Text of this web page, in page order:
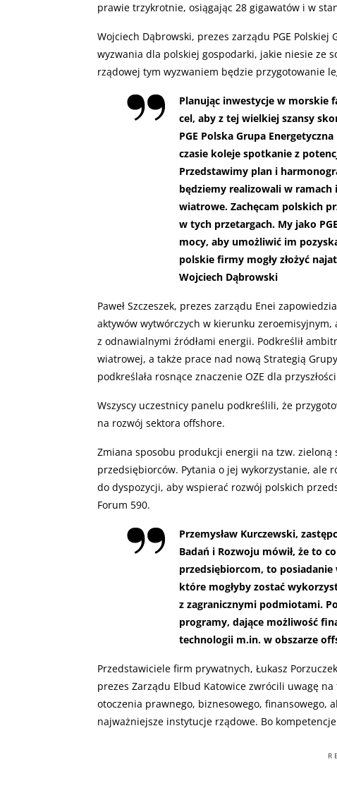
prawie trzykrotnie, osiągając 28 gigawatów i w
Wojciech Dąbrowski, prezes zarządu PGE
wyzwania dla polskiej gospodarki, jakie niesie ze
rządowej tym wyzwaniem będzie przygotowanie
Planując inwestycje w morskie
cel, aby z tej wielkiej szansy
PGE Polska Grupa
czasie koleje spotkanie z
Przedstawimy plan i
będziemy realizowali w
wiatrowe. Zachęcam polskich
w tych przetargach. My jako
mocy, aby umożliwić im
polskie firmy mogły złożyć
Wojciech Dąbrowski
Paweł Szczeszek, prezes zarządu Enei
aktywów wytwórczych w kierunku zeroemisyjnym,
z odnawialnymi źródłami energii. Podkreślił
wiatrowej, a także prace nad nową Strategią
podkreślała rosnące znaczenie OZE dla
Wszyscy uczestnicy panelu podkreślili, że
na rozwój sektora offshore.
Zmiana sposobu produkcji energii na tzw.
przedsiębiorców. Pytania o jej wykorzystanie, ale
do dyspozycji, aby wspierać rozwój polskich
Forum 590.
Przemysław Kurczewski,
Badań i Rozwoju mówił, że to
przedsiębiorcom, to
które mogłyby zostać
z zagranicznymi podmiotami.
programy, dające możliwość
technologii m.in. w obszarze
Przedstawiciele firm prywatnych, Łukasz
prezes Zarządu Elbud Katowice zwrócili uwagę
otoczenia prawnego, biznesowego, finansowego,
najważniejsze instytucje rządowe. Bo